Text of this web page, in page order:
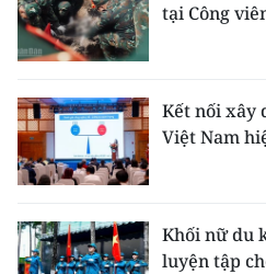
tại Công
Kết nối xây
Việt Nam
Khối nữ du
luyện tập